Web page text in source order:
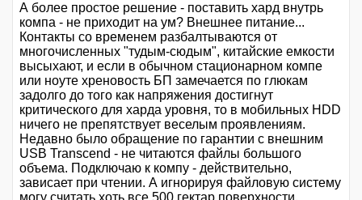
А более простое решение - поставить хард внутрь
компа - не приходит на ум? Внешнее питание...
Контакты со временем разбалтываются от
многочисленных "тудым-сюдым", китайские емкости
высыхают, и если в обычном стационарном компе
или ноуте хреновость БП замечается по глюкам
задолго до того как напряжения достигнут
критического для харда уровня, то в мобильных HDD
ничего не препятствует веселым проявлениям.
Недавно было обращение по гарантии с внешним
USB Transcend - не читаются файлы большого
объема. Подключаю к компу - действительно,
зависает при чтении. А игнорируя файловую систему